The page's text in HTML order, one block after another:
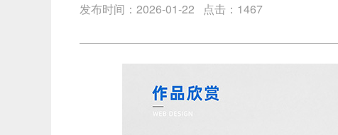
发布时间：2026-01-22 点击：1467